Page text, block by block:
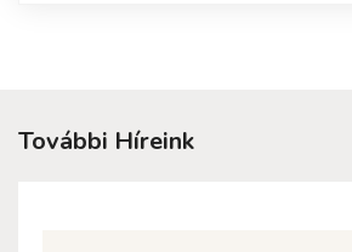
További Híreink